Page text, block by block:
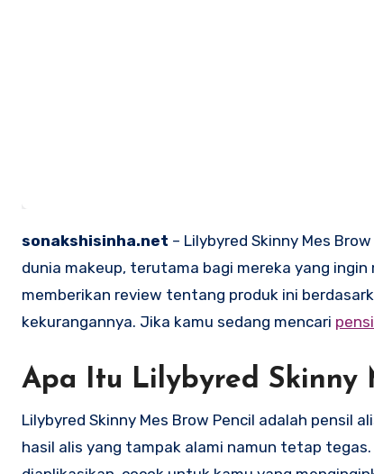
sonakshisinha.net – Lilybyred Skinny Mes
dunia makeup, terutama bagi mereka yang
memberikan review tentang produk ini
kekurangannya. Jika kamu sedang mencari
Apa Itu Lilybyred Skinny
Lilybyred Skinny Mes Brow Pencil adalah pensil
hasil alis yang tampak alami namun tetap